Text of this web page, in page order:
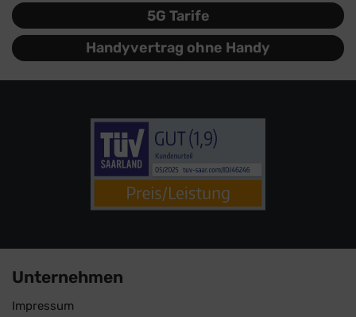
5G Tarife
Handyvertrag ohne Handy
Unternehmen
Impressum